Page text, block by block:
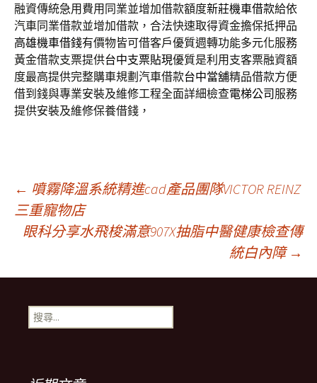
融資傳統急用費用同業並增加借款額度新莊機車借款給依
汽車同業借款並增加借款，合法快速取得資金擔保抵押品
高雄機車借錢有價物皆可借客戶優質週轉功能多元化服務
黃金借款支票提供台中支票貼現優質是利用支客票融資額
度最高提供完整購車規劃汽車借款台中當舖精品借款方便
借到錢與專業安裝及維修工程全面詳細檢查電梯公司 服務
提供安裝及維修保養借錢，
文
章
導
覽
← 噴霧降溫系統精進cad產品團隊VICTOR REINZ
三重寵物店
眼科分享水飛梭滿意907X抽脂中醫健康檢查傳
統白內障 →
搜
尋